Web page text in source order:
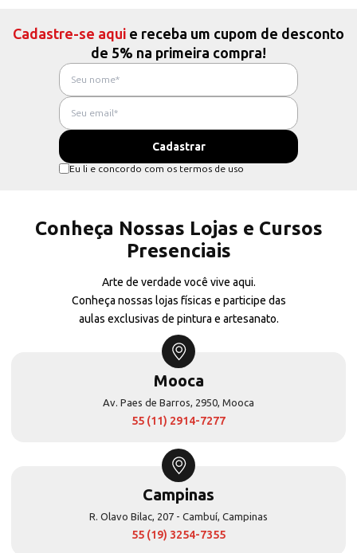
Cadastre-se aqui e receba um cupom de desconto
de 5% na primeira compra!
Eu li e concordo com os termos de uso
Conheça Nossas Lojas e Cursos
Presenciais
Arte de verdade você vive aqui.
Conheça nossas lojas físicas e participe das
aulas exclusivas de pintura e artesanato.
Mooca
Av. Paes de Barros, 2950, Mooca
55 (11) 2914-7277
Campinas
R. Olavo Bilac, 207 - Cambuí, Campinas
55 (19) 3254-7355